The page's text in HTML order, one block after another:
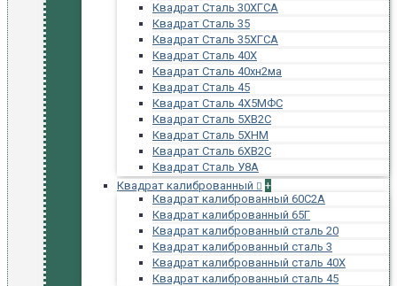
Квадрат Сталь 30ХГСА
Квадрат Сталь 35
Квадрат Сталь 35ХГСА
Квадрат Сталь 40Х
Квадрат Сталь 40хн2ма
Квадрат Сталь 45
Квадрат Сталь 4Х5МФС
Квадрат Сталь 5ХВ2С
Квадрат Сталь 5ХНМ
Квадрат Сталь 6ХВ2С
Квадрат Сталь У8А
Квадрат калиброванный
+
Квадрат калиброванный 60С2А
Квадрат калиброванный 65Г
Квадрат калиброванный сталь 20
Квадрат калиброванный сталь 3
Квадрат калиброванный сталь 40Х
Квадрат калиброванный сталь 45